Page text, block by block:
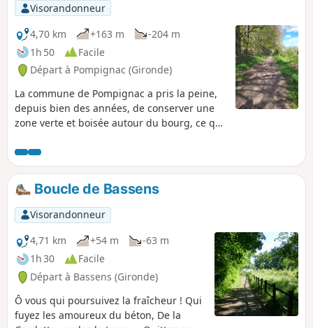
Visorandonneur
4,70 km
+163 m
-204 m
1h 50
Facile
Départ à Pompignac (Gironde)
La commune de Pompignac a pris la peine,
depuis bien des années, de conserver une
zone verte et boisée autour du bourg, ce qui
randonnée fort agréable, en lien avec la
Communauté de Communes des Coteaux
Bordelais et le Département de la Gironde.
Le chemin est correctement balisé (suivez
soit "Ceinture Verte" soit "Boucle de
Découverte de Pompignac").
Boucle de Bassens
Visorandonneur
4,71 km
+54 m
-63 m
1h 30
Facile
Départ à Bassens (Gironde)
Ô vous qui poursuivez la fraîcheur ! Qui
fuyez les amoureux du béton, De la